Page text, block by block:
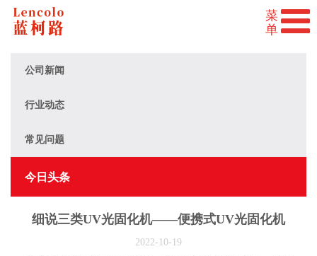
公司新闻
行业动态
常见问题
今日头条
细说三类UV光固化机——便携式UV光固化机
2022-10-19